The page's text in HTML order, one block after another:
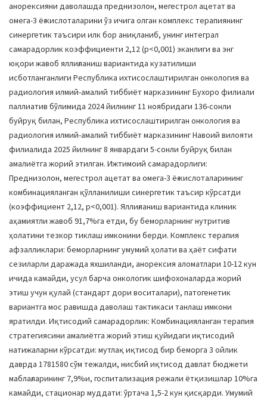
анорексияни даволашда преднизолон, мегестрол ацетат ва
омега-3 ёғ кислоталарини ўз ичига олган комплекс терапиянинг
синергетик таъсири илк бор аниқланиб, унинг интеграл
самарадорлик коэффициенти 2,12 (p<0,001) эканлиги ва энг
юқори жавоб яллиғланиш вариантида кузатилиши
исботланганлиги Республика ихтисослаштирилган онкология ва
радиология илмий-амалий тиббиёт марказининг Бухоро филиали
паллиатив бўлимида 2024 йилнинг 11 ноябридаги 136-сонли
буйруқ билан, Республика ихтисослаштирилган онкология ва
радиология илмий-амалий тиббиёт марказининг Навоий вилояти
филиалида 2025 йилнинг 8 январдаги 5-сонли буйруқ билан
амалиётга жорий этилган. Ижтимоий самарадорлиги:
Преднизолон, мегестрол ацетат ва омега-3 ёғ кислоталарининг
комбинацияланган қўлланилиши синергетик таъсир кўрсатди
(коэффициент 2,12, p<0,001). Яллиғланиш вариантида клиник
аҳамиятли жавоб 91,7%га етди, бу беморларнинг нутритив
ҳолатини тезкор тиклаш имконини берди. Комплекс терапия
афзалликлари: беморларнинг умумий ҳолати ва ҳаёт сифати
сезиларли даражада яхшиланди, анорексия аломатлари 10-12 кун
ичида камайди, усул барча онкологик шифохоналарда жорий
этиш учун қулай (стандарт дори воситалари), патогенетик
вариантга мос равишда даволаш тактикаси танлаш имкони
яратилди. Иқтисодий самарадорлик: Комбинацияланган терапия
стратегиясини амалиётга жорий этиш қуйидаги иқтисодий
натижаларни кўрсатди: мутлақ иқтисод бир беморга 3 ойлик
даврда 1781580 сўм тежалди, нисбий иқтисод давлат бюджети
маблағларининг 7,9%и, госпитализация режали ётқизишлар 10%га
камайди, стационар муддати: ўртача 1,5-2 кун қисқарди. Умумий